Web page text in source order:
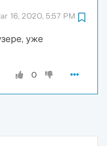
16, 2020, 5:57 PM
уже
0